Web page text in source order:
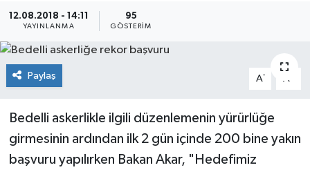
12.08.2018 - 14:11
YAYINLANMA
95
GÖSTERIM
Paylaş A- A
Bedelli askerlikle ilgili düzenlemenin yürürlüğe
girmesinin ardından ilk 2 gün içinde 200 bine yakın
başvuru yapılırken Bakan Akar, "Hedefimiz
Son Dakika Haberleri
Haber Arşivi